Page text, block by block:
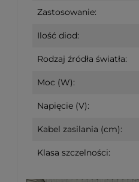
Zastosowanie:
Ilość diod:
Rodzaj źródła światła:
Moc (W):
Napięcie (V):
Kabel zasilania (cm):
Klasa szczelności: